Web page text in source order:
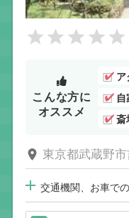
こんな方に
オススメ
斎
東京都武蔵野
交通機関、お車で